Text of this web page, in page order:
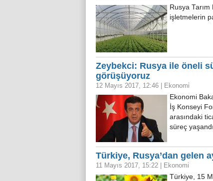
Rusya
işletmelerin
Zeybekci: Rusya ile öneli
görüşüyoruz
12 Mayıs 2017, 12:46 Ekonomi
Ekonomi
İş Konseyi
arasındaki
süreç
Türkiye, Rusya’dan gelen
11 Mayıs 2017, 15:22 Ekonomi
Türkiye, 15